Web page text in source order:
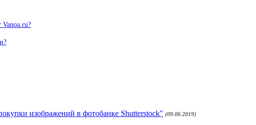
Vanoa.ru?
изображений в фотобанке Shutterstock" (09.06.2019)